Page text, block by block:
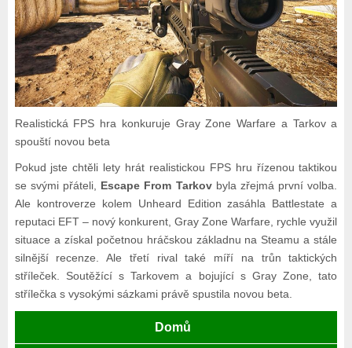
Realistická FPS hra konkuruje Gray Zone Warfare a Tarkov a
spouští novou beta
Pokud jste chtěli lety hrát realistickou FPS hru řízenou taktikou
se svými přáteli, Escape From Tarkovbyla zřejmá první volba.
Ale kontroverze kolem Unheard Edition zasáhla Battlestate a
reputaci EFT – nový konkurent, Gray Zone Warfare, rychle využil
situace a získal početnou hráčskou základnu na Steamu a stále
silnější recenze. Ale třetí rival také míří na trůn taktických
stříleček. Soutěžící s Tarkovem a bojující s Gray Zone, tato
střílečka s vysokými sázkami právě spustila novou beta.
Domů